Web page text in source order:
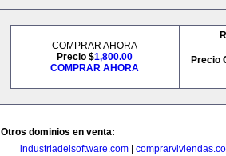
COMPRAR AHORA
Precio $1,800.00
COMPRAR AHORA
Precio
Otros dominios en venta:
industriadelsoftware.com|